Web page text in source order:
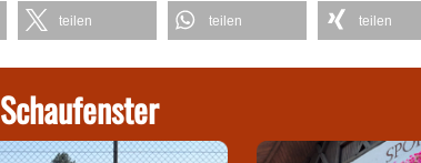
teilen teilen teilen
Schaufenster